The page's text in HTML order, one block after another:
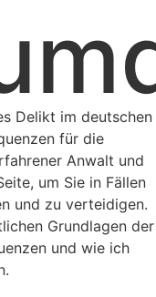
Delikt im deutschen
für die
Anwalt und
um Sie in Fällen
und zu verteidigen.
Grundlagen der
und wie ich